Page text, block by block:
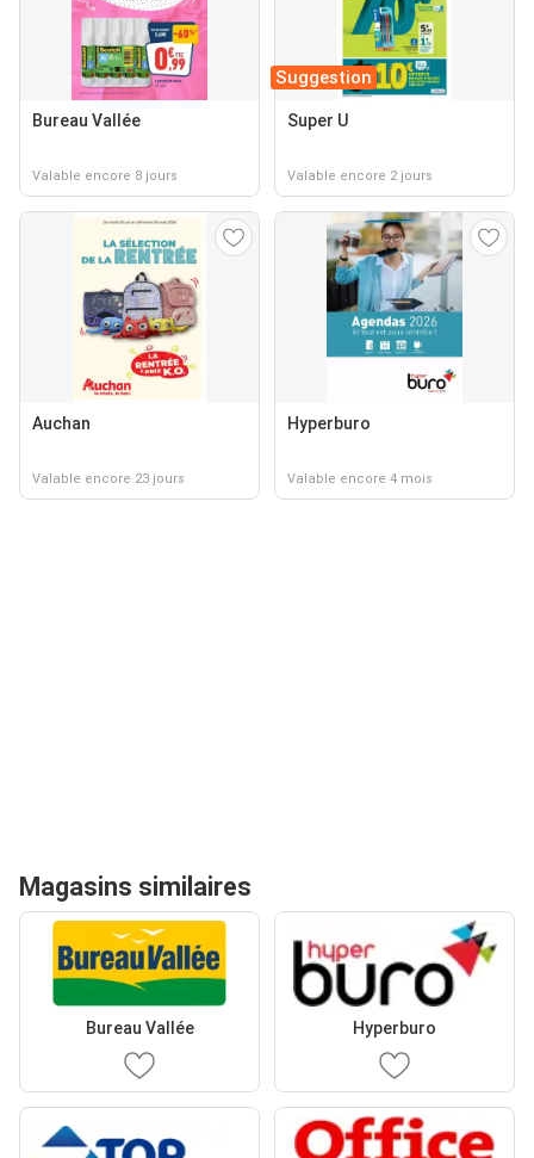
Bureau Vallée
Valable encore 8 jours
Suggestion
Super U
Valable encore 2 jours
Auchan
Valable encore 23 jours
Hyperburo
Valable encore 4 mois
Magasins similaires
Bureau Vallée Hyperburo